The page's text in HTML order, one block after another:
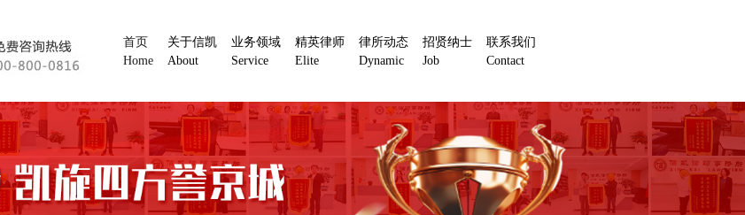
首页
Home
关于信凯
About
业务领域
Service
精英律师
Elite
律所动态
Dynamic
招贤纳士
Job
联系我们
Contact